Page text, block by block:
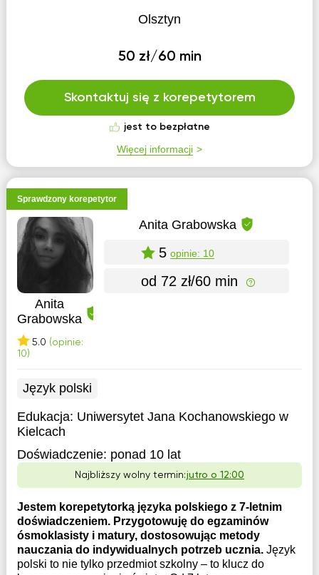
Olsztyn
50 zł/60 min
Skontaktuj się z korepetytorem
jest to bezpłatne
Więcej informacji
Sprawdzony korepetytor
Anita
Grabowska
5.0 (opinie:
10)
Anita Grabowska
5 opinie: 10
od 72 zł/60 min
Język polski
Edukacja: Uniwersytet Jana Kochanowskiego w
Kielcach
Doświadczenie: ponad 10 lat
Najbliższy wolny termin:jutro o 12:00
Jestem korepetytorką języka polskiego z 7-letnim
doświadczeniem. Przygotowuję do egzaminów
ósmoklasisty i matury, dostosowując metody
nauczania do indywidualnych potrzeb ucznia. Język
polski to nie tylko przedmiot szkolny – to klucz do